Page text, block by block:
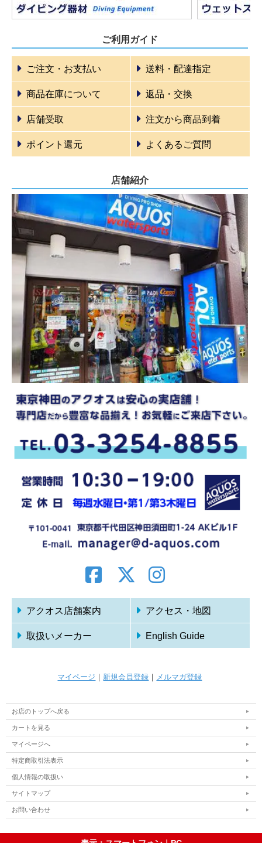
ご利用ガイド
ご注文・お支払い 送料・配達指定
商品在庫について 返品・交換
店舗受取 注文から商品到着
ポイント還元 よくあるご質問
店舗紹介
アクオス店舗案内 アクセス・地図
取扱いメーカー English Guide
マイページ ｜ 新規会員登録 ｜ メルマガ登録
お店のトップへ戻る
カートを見る
マイページへ
特定商取引法表示
個人情報の取扱い
サイトマップ
お問い合わせ